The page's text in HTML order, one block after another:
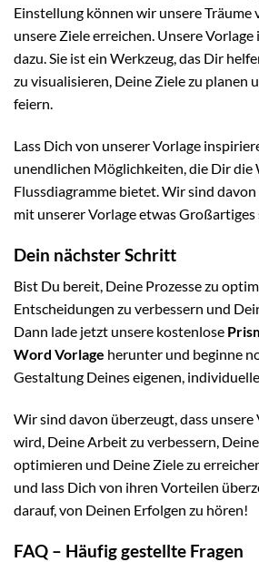
Einstellung können wir unsere Träume
unsere Ziele erreichen. Unsere
dazu. Sie ist ein Werkzeug, das Dir
zu visualisieren, Deine Ziele zu planen
feiern.
Lass Dich von unserer Vorlage
unendlichen Möglichkeiten, die Dir die
Flussdiagramme bietet. Wir sind
mit unserer Vorlage etwas Großartiges
Dein nächster Schritt
Bist Du bereit, Deine Prozesse zu
Entscheidungen zu verbessern und
Dann lade jetzt unsere kostenlose
Word Vorlage herunter und beginne
Gestaltung Deines eigenen,
Wir sind davon überzeugt, dass unsere
wird, Deine Arbeit zu verbessern,
optimieren und Deine Ziele zu
und lass Dich von ihren Vorteilen
darauf, von Deinen Erfolgen zu hören!
FAQ – Häufig gestellte Fragen